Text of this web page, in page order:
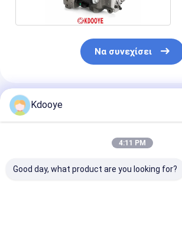
Να συνεχίσει
Συνιστώμενα Προϊόντα
Kdooye
4:11 PM
Good day, what product are you looking for?